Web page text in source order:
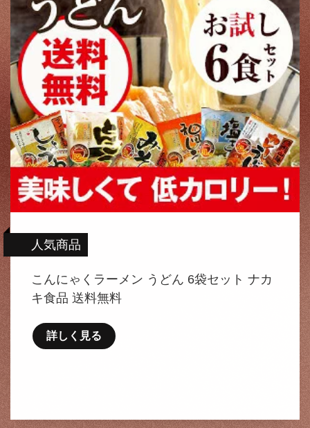
人気商品
こんにゃくラーメン うどん 6袋セット ナカ
キ食品 送料無料
詳しく見る